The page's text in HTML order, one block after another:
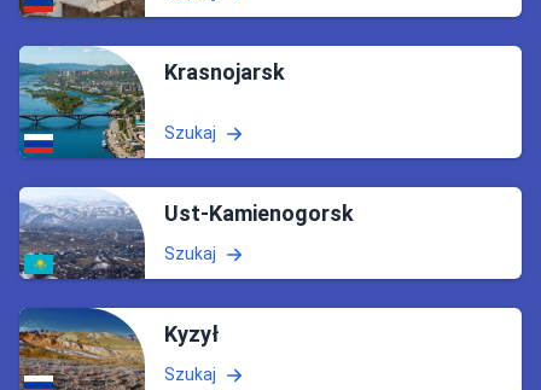
Krasnojarsk
Szukaj
Ust-Kamienogorsk
Szukaj
Kyzył
Szukaj